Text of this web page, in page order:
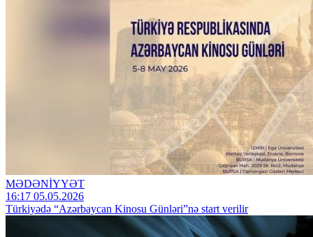
MƏDƏNİYYƏT
16:17 05.05.2026
Türkiyədə “Azərbaycan Kinosu Günləri”nə start verilir